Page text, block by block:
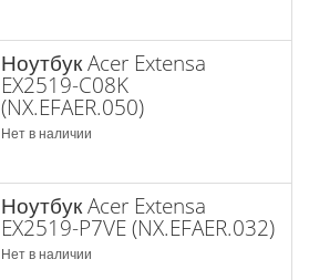
Ноутбук Acer Extensa
EX2519-C08K
(NX.EFAER.050)
Нет в наличии
Ноутбук Acer Extensa
EX2519-P7VE (NX.EFAER.032)
Нет в наличии